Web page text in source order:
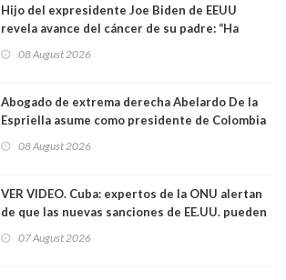
Hijo del expresidente Joe Biden de EEUU
revela avance del cáncer de su padre: “Ha
08 August 2026
Abogado de extrema derecha Abelardo De la
Espriella asume como presidente de Colombia
08 August 2026
VER VIDEO. Cuba: expertos de la ONU alertan
de que las nuevas sanciones de EE.UU. pueden
07 August 2026